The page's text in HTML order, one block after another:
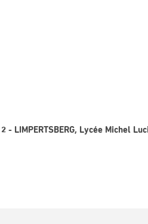
- LIMPERTSBERG, Lycée Michel